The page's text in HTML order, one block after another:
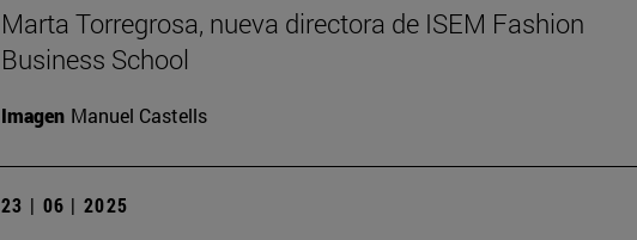
Marta Torregrosa, nueva directora de ISEM Fashion
Business School
Imagen Manuel Castells
23 | 06 | 2025